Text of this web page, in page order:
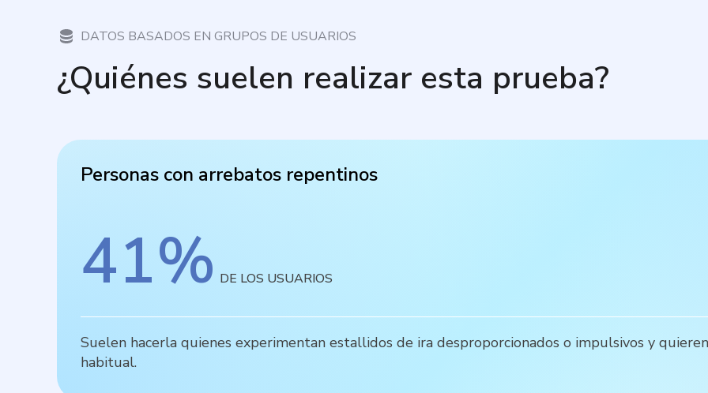
DATOS BASADOS EN GRUPOS DE USUARIOS
¿Quiénes suelen realizar esta prueba?
Personas con arrebatos repentinos
41% DE LOS USUARIOS
Suelen hacerla quienes experimentan estallidos de ira desproporcionados o impulsivos y
habitual.